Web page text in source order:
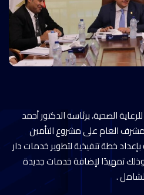
الصحية، برئاسة الدكتور أحمد
العام على مشروع التأمين
بإعداد خطة تنفيذية لتطوير خدمات دار
تمهيدًا لإضافة خدمات جديدة
.